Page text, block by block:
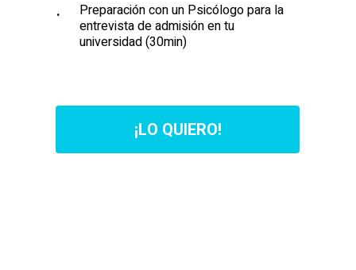
Preparación con un Psicólogo para la
entrevista de admisión en tu
universidad (30min)
¡LO QU ERO!